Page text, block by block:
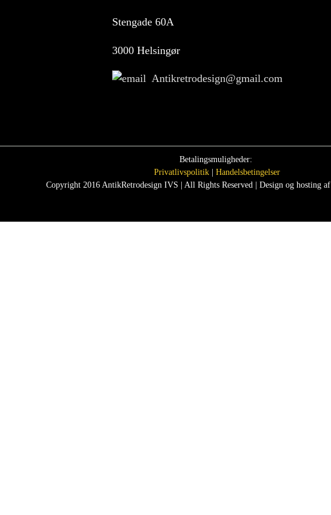
Stengade 60A
3000 Helsingør
Antikretrodesign@gmail.com
Betalingsmuligheder:
Privatlivspolitik
Handelsbetingelser
Copyright 2016 AntikRetrodesign IVS | All Rights Reserved | Design og hosting af